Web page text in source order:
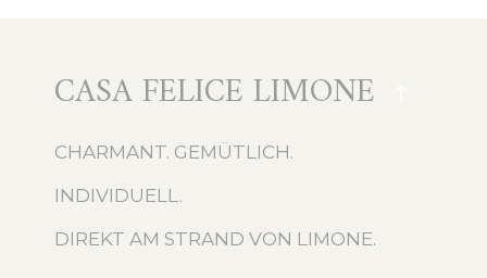
CASA FELICE LIMONE
CHARMANT. GEMÜTLICH.
INDIVIDUELL.
DIREKT AM STRAND VON LIMONE.